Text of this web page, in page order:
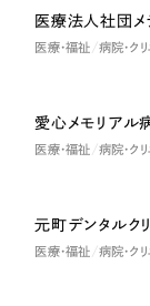
Nominee
医療法人社団メ
医療・福祉 病院・クリ
愛心メモリアル
医療・福祉 病院・クリ
元町デンタルク
医療・福祉 病院・クリ